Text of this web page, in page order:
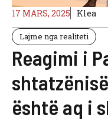
17 MARS, 2025 Klea
Lajme nga realiteti
Reagimi i
është aq i